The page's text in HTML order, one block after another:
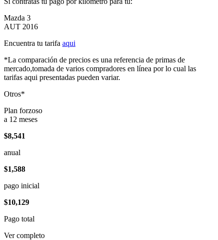
Mazda 3
AUT 2016
Encuentra tu tarifa aqui
*La comparación de precios es una referencia de primas de
mercado,tomada de varios compradores en línea por lo cual las
tarifas aqui presentadas pueden variar.
Otros*
Plan forzoso
a 12 meses
$8,541
anual
$1,588
pago inicial
$10,129
Pago total
Ver completo